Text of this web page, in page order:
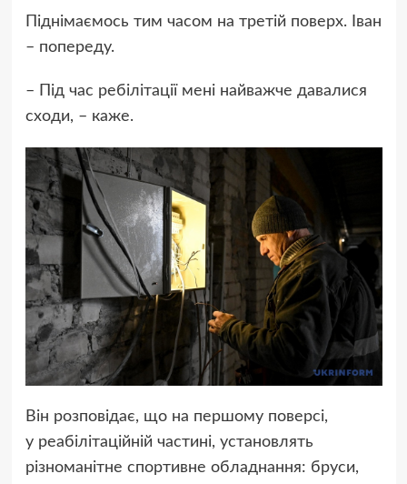
Піднімаємось тим часом на третій поверх. Іван
– попереду.
– Під час ребілітації мені найважче давалися
сходи, – каже.
Він розповідає, що на першому поверсі,
у реабілітаційній частині, установлять
різноманітне спортивне обладнання: бруси,